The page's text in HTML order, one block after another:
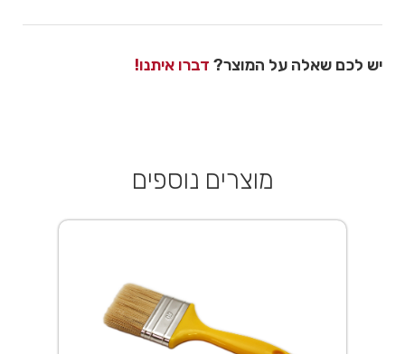
יש לכם שאלה על המוצר? דברו איתנו!
מוצרים נוספים